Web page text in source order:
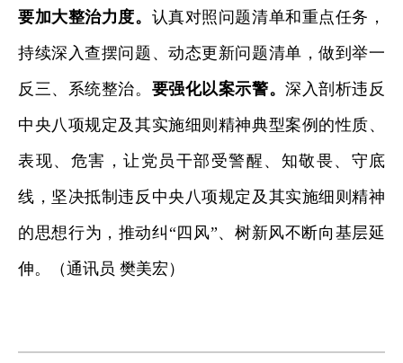
要加大整治力度。 认真对照问题清单和重点任务，
持续深入查摆问题、动态更新问题清单，做到举一
反三、系统整治。 要强化以案示警。深入剖析违反
中央八项规定及其实施细则精神典型案例的性质、
表现、危害，让党员干部受警醒、知敬畏、守底
线，坚决抵制违反中央八项规定及其实施细则精神
的思想行为，推动纠“四风”、树新风不断向基层延
伸。（通讯员 樊美宏）